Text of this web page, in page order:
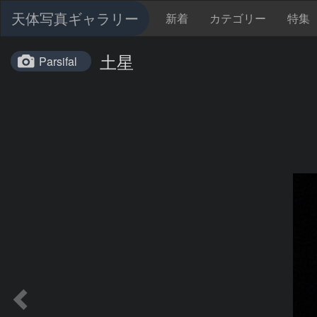
天体写真ギャラリー 新着 カテゴリー 特集
Parsifal 土星